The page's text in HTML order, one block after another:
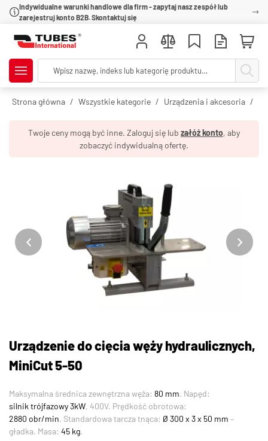
Indywidualne warunki handlowe dla firm - zapytaj nasz zespół lub
zarejestruj konto B2B. Skontaktuj się
Strona główna Wszystkie kategorie Urządzenia i akcesoria
Twoje ceny mogą być inne. Zaloguj się lub załóż konto, aby
zobaczyć indywidualną ofertę.
Urządzenie do cięcia węży hydraulicznych,
MiniCut 5-50
Maksymalna średnica zewnętrzna węża: 80 mm. Napęd:
silnik trójfazowy 3kW, 400V. Prędkość obrotowa:
2880 obr/min. Standardowa tarcza tnąca: Ø 300 x 3 x 50 mm –
gładka. Masa: 45 kg.